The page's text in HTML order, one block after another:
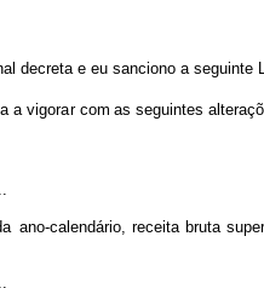
decreta e eu sanciono a seguinte
a vigorar com as seguintes altera
a ano-calendário, receita bruta